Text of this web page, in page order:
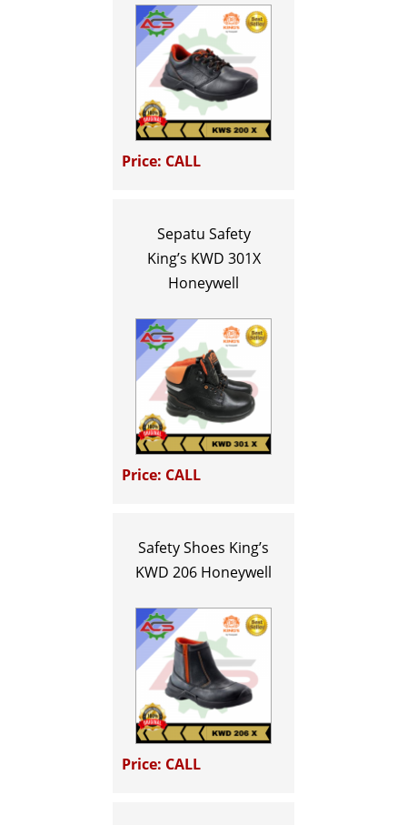
Price: CALL
Sepatu Safety
King’s KWD 301X
Honeywell
Price: CALL
Safety Shoes King’s
KWD 206 Honeywell
Price: CALL